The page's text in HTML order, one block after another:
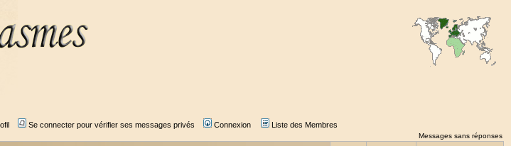
Se connecter pour vérifier ses messages privés Connexion Liste des Membres
Messages sans réponses